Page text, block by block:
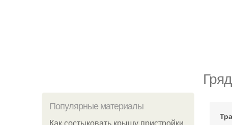
Популярные материалы
Как состыковать крышу пристройки